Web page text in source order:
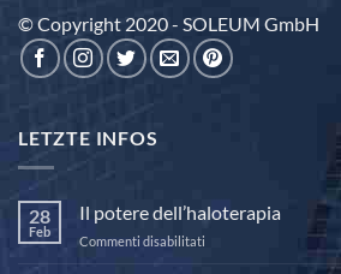
© Copyright 2020 - SOLEUM GmbH
LETZTE INFOS
28
Feb
Il potere dell’haloterapia
Commenti disabilitati